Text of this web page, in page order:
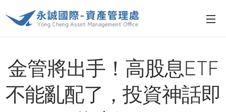
金管將出手！高股息ETF
不能亂配了，投資神話即